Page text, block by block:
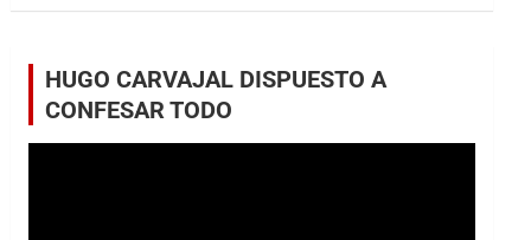
HUGO CARVAJAL DISPUESTO A
CONFESAR TODO